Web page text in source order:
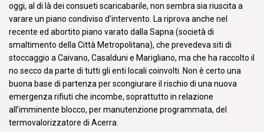
oggi, al di là dei consueti scaricabarile, non sembra sia riuscita a
varare un piano condiviso d’intervento. La riprova anche nel
recente ed abortito piano varato dalla Sapna (società di
smaltimento della Città Metropolitana), che prevedeva siti di
stoccaggio a Caivano, Casalduni e Marigliano, ma che ha raccolto il
no secco da parte di tutti gli enti locali coinvolti. Non è certo una
buona base di partenza per scongiurare il rischio di una nuova
emergenza rifiuti che incombe, soprattutto in relazione
all’imminente blocco, per manutenzione programmata, del
termovalorizzatore di Acerra.